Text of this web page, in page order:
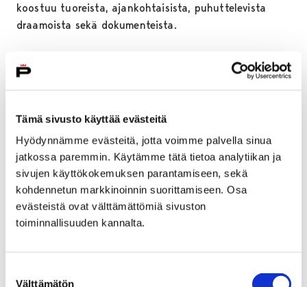
Tämä sivusto käyttää evästeitä
Hyödynnämme evästeitä, jotta voimme palvella sinua
jatkossa paremmin. Käytämme tätä tietoa analytiikan ja
sivujen käyttökokemuksen parantamiseen, sekä
kohdennetun markkinoinnin suorittamiseen. Osa
evästeistä ovat välttämättömiä sivuston
toiminnallisuuden kannalta.
Välttämätön
koostuu tuoreista, ajankohtaisista, puhuttelevista
draamoista sekä dokumenteista.
Kauden 26.2. avaava ”KIITOS TILAUKSESTASI” on Ken
kamppailevasta brittiperheestä. Noah Baumbachin
4.3. klo 15.45 esitettävä ”MARRIAGE STORY” on
hienojen näyttelijöiden tähdittämä sympaattinen
avioerokuvaus. Fernando Meirellesin katolisen kirkon
vanhoillisuuden ja uudistamisen ristiriitaa kuvaava
”KAKSI PAAVIA” nähdään 11.3. klo 15.45. Levan Akinin
Georgiassa kuvattu elokuva ”AND THEN WE DANCED”
kertova, Georgiassa kuvattu elokuva on vuorossa18.3.